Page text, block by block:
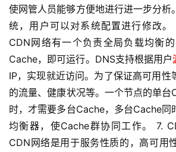
使网管人员能够方便地进行进一步分析
统，用户可以对系统配置进行修改
CDN网络有一个负责全局负载均衡
Cache，即可运行。DNS支持根据用户
IP，实现就近访问。为了保证高可用性
的流量、健康状况等。一个节点的单
时，才需要多台Cache，多台Cache同
均衡器，使Cache群协同工作。 7.
CDN网络是用于服务性质的，高可用